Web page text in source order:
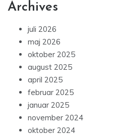
Archives
juli 2026
maj 2026
oktober 2025
august 2025
april 2025
februar 2025
januar 2025
november 2024
oktober 2024